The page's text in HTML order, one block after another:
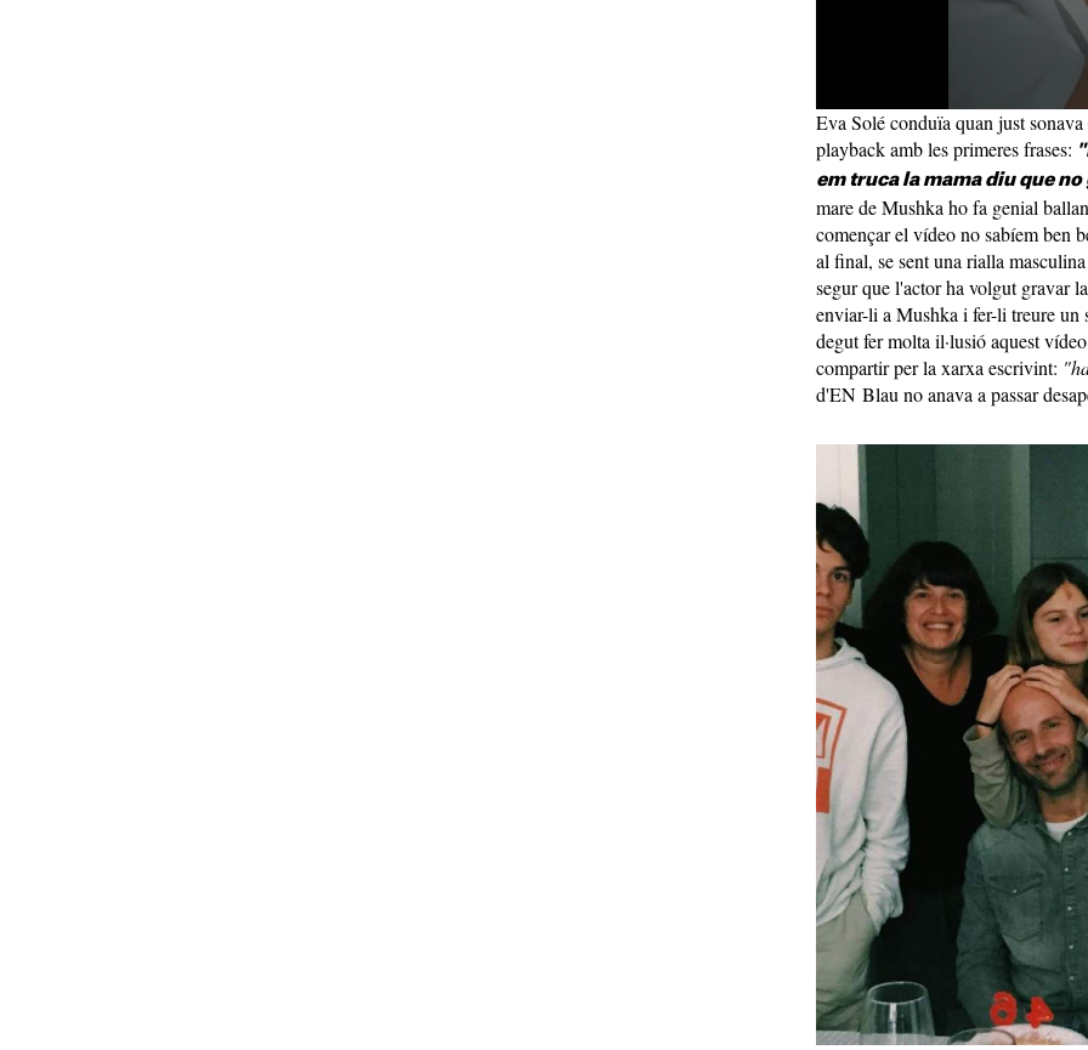
Eva Solé conduïa quan just
playback amb les primeres frases:
em truca la mama diu que
mare de Mushka ho fa genial
començar el vídeo no sabíem ben
al final, se sent una rialla
segur que l'actor ha volgut gravar
enviar-li a Mushka i fer-li treure
degut fer molta il·lusió aquest
compartir per la xarxa escrivint:
d'EN Blau no anava a passar